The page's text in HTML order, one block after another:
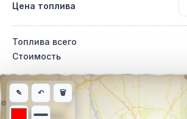
Цена топлива
Топлива всего
Стоимость
Интерактивная карта автомобильного
✎ ↶ 🗑